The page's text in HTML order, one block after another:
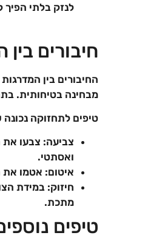
לנזק בלתי הפיך
חיבורים
החיבורים בין
מבחינה בטיחותית.
טיפים לתחזוקה נכונה
צביעה: צבעו את
ואסתטי.
איטום: אטמו את
חיזוק: במידת
מתכת.
טיפים